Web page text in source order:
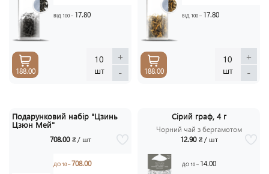
ВІД 100 – 17.80
10
шт
+
-
188.00
ВІД 100 – 17.80
10
шт
+
-
188.00
Подарунковий набір "Цзинь
Цзюн Мей"
708.00 ₴ / шт
ДО 10 –708.00
Сірий граф, 4 г
Чорний чай з бергамотом
12.90 ₴ / шт
ДО 10 – 14.00